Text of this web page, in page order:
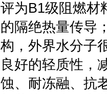
评为B1级阻燃材
的隔绝热量传导
构，外界水分子
良好的轻质性，
蚀、耐冻融、抗